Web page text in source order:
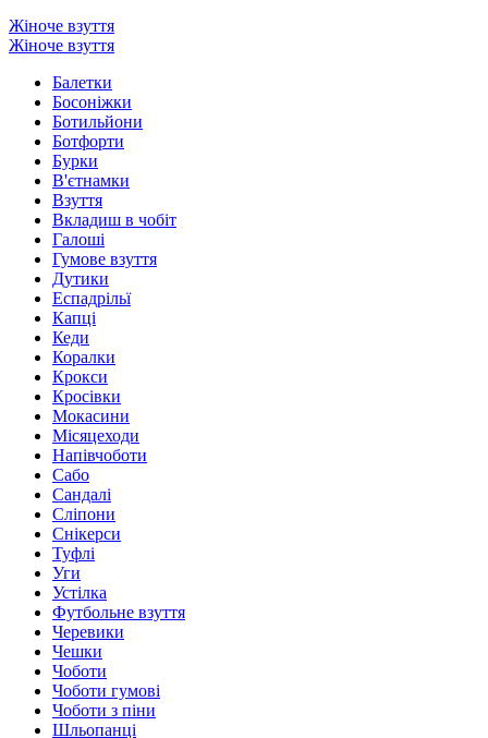
Жіноче взуття
Жіноче взуття
Балетки
Босоніжки
Ботильйони
Ботфорти
Бурки
В'єтнамки
Взуття
Вкладиш в чобіт
Галоші
Гумове взуття
Дутики
Еспадрільї
Капці
Кеди
Коралки
Крокси
Кросівки
Мокасини
Місяцеходи
Напівчоботи
Сабо
Сандалі
Сліпони
Снікерси
Туфлі
Уги
Устілка
Футбольне взуття
Черевики
Чешки
Чоботи
Чоботи гумові
Чоботи з піни
Шльопанці